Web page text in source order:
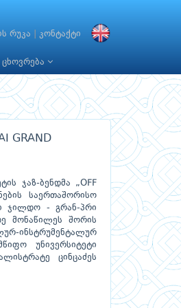
რუკა კონტაქტი
GRAND
ჯაზ-ბენდმა „OFF
საერთაშორისო
ჯილდო - გრან-პრი
მონაწილეს შორის
ინსტრუმენტალურ
უნივერსიტეტი
ცინცაძეს